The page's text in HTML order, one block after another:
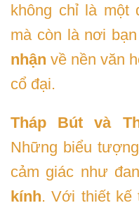
không chỉ là một
mà còn là nơi
nhận về nền văn
cổ đại.
Tháp Bút và
Những biểu
cảm giác như
kính. Với thiết kế